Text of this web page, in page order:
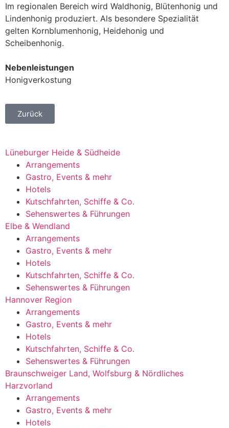
Im regionalen Bereich wird Waldhonig, Blütenhonig und
Lindenhonig produziert. Als besondere Spezialität
gelten Kornblumenhonig, Heidehonig und
Scheibenhonig.
Nebenleistungen
Honigverkostung
Zurück
Lüneburger Heide & Südheide
Arrangements
Gastro, Events & mehr
Hotels
Kutschfahrten, Schiffe & Co.
Sehenswertes & Führungen
Elbe & Wendland
Arrangements
Gastro, Events & mehr
Hotels
Kutschfahrten, Schiffe & Co.
Sehenswertes & Führungen
Hannover Region
Arrangements
Gastro, Events & mehr
Hotels
Kutschfahrten, Schiffe & Co.
Sehenswertes & Führungen
Braunschweiger Land, Wolfsburg & Nördliches
Harzvorland
Arrangements
Gastro, Events & mehr
Hotels